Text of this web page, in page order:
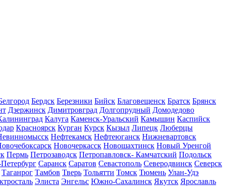
Бердск Березники Бийск Благовещенск Братск Брянск
Дзержинск Димитровград Долгопрудный Домодедово
Калуга Каменск-Уральский Камышин Каспийск
Красноярск Курган Курск Кызыл Липецк Люберцы
Нефтекамск Нефтеюганск Нижневартовск
Новочеркасск Новошахтинск Новый Уренгой
Пермь Петрозаводск Петропавловск- Камчатский Подольск
Саранск Саратов Севастополь Северодвинск Северск
Таганрог Тамбов Тверь Тольятти Томск Тюмень Улан-Удэ
Элиста Энгельс Южно-Сахалинск Якутск Ярославль